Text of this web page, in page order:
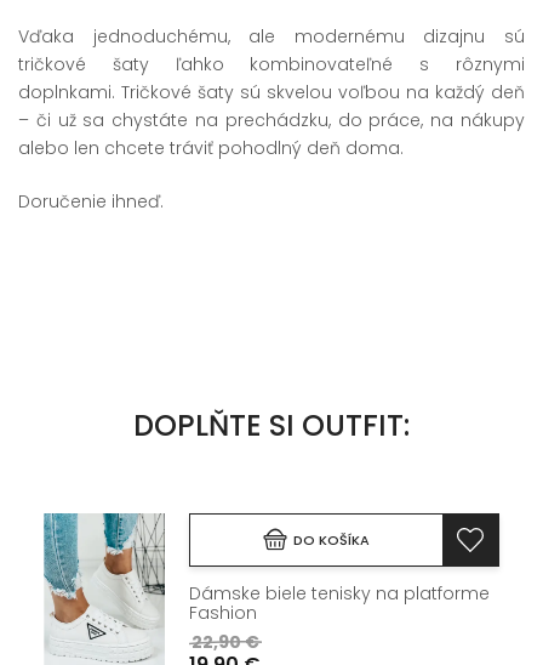
Vďaka jednoduchému, ale modernému dizajnu sú
tričkové šaty ľahko kombinovateľné s rôznymi
doplnkami. Tričkové šaty sú skvelou voľbou na každý deň
– či už sa chystáte na prechádzku, do práce, na nákupy
alebo len chcete tráviť pohodlný deň doma.
Doručenie ihneď.
DOPLŇTE SI OUTFIT:
DO KOŠÍKA
Dámske biele tenisky na platforme
Fashion
22,90 €